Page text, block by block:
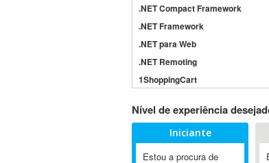
.NET Compact Framework
.NET Framework
.NET para Web
.NET Remoting
1ShoppingCart
3GSM
4D Dimension
802.11
Nível de experiência
Iniciante
Estou a procura de